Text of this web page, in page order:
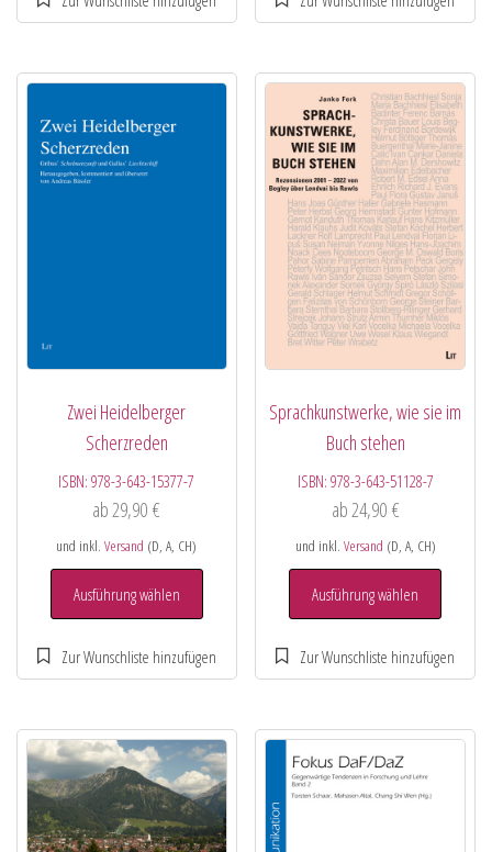
Zwei Heidelberger
Scherzreden
ISBN:978-3-643-15377-7
ab29,90€
und inkl.Versand (D, A, CH)
Ausführung wählen
Sprachkunstwerke, wie sie im
Buch stehen
ISBN: 978-3-643-51128-7
ab24,90 €
und inkl. Versand (D, A, CH)
Ausführung wählen